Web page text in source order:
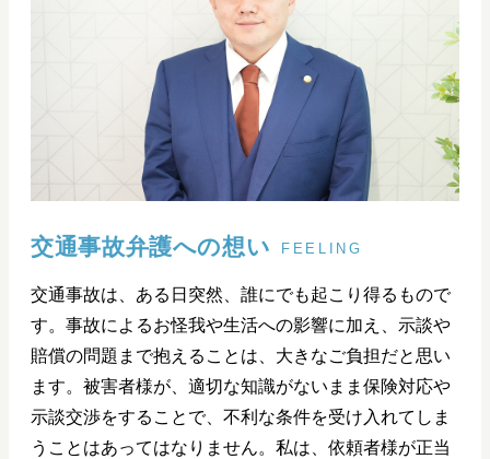
交通事故弁護への想い FEELING
交通事故は、ある日突然、誰にでも起こり得るもので
す。事故によるお怪我や生活への影響に加え、示談や
賠償の問題まで抱えることは、大きなご負担だと思い
ます。被害者様が、適切な知識がないまま保険対応や
示談交渉をすることで、不利な条件を受け入れてしま
うことはあってはなりません。私は、依頼者様が正当